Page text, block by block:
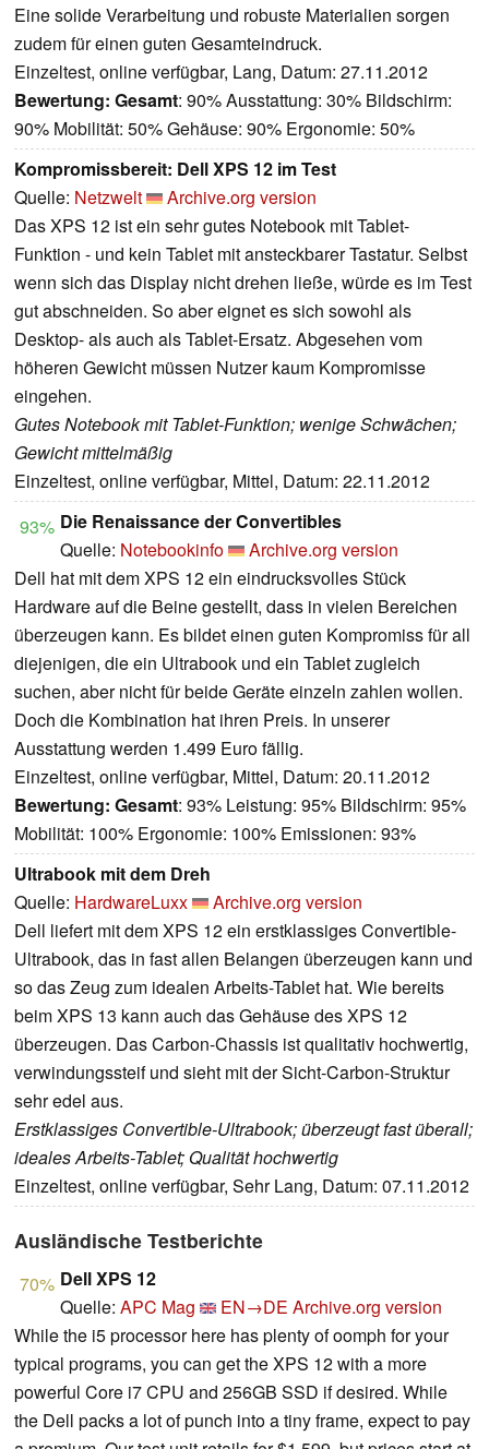
Eine solide Verarbeitung und robuste Materialien sorgen
zudem für einen guten Gesamteindruck.
Einzeltest, online verfügbar, Lang, Datum: 27.11.2012
Bewertung: Gesamt: 90% Ausstattung: 30% Bildschirm:
90% Mobilität: 50% Gehäuse: 90% Ergonomie: 50%
Kompromissbereit: Dell XPS 12 im Test
Quelle: Netzwelt
Archive.org version
Das XPS 12 ist ein sehr gutes Notebook mit Tablet-
Funktion - und kein Tablet mit ansteckbarer Tastatur. Selbst
wenn sich das Display nicht drehen ließe, würde es im Test
gut abschneiden. So aber eignet es sich sowohl als
Desktop- als auch als Tablet-Ersatz. Abgesehen vom
höheren Gewicht müssen Nutzer kaum Kompromisse
eingehen.
Gutes Notebook mit Tablet-Funktion; wenige Schwächen;
Gewicht mittelmäßig
Einzeltest, online verfügbar, Mittel, Datum: 22.11.2012
93% Die Renaissance der Convertibles
Quelle: Notebookinfo
Archive.org version
Dell hat mit dem XPS 12 ein eindrucksvolles Stück
Hardware auf die Beine gestellt, dass in vielen Bereichen
überzeugen kann. Es bildet einen guten Kompromiss für all
diejenigen, die ein Ultrabook und ein Tablet zugleich
suchen, aber nicht für beide Geräte einzeln zahlen wollen.
Doch die Kombination hat ihren Preis. In unserer
Ausstattung werden 1.499 Euro fällig.
Einzeltest, online verfügbar, Mittel, Datum: 20.11.2012
Bewertung: Gesamt: 93% Leistung: 95% Bildschirm: 95%
Mobilität: 100% Ergonomie: 100% Emissionen: 93%
Ultrabook mit dem Dreh
Quelle: HardwareLuxx
Archive.org version
Dell liefert mit dem XPS 12 ein erstklassiges Convertible-
Ultrabook, das in fast allen Belangen überzeugen kann und
so das Zeug zum idealen Arbeits-Tablet hat. Wie bereits
beim XPS 13 kann auch das Gehäuse des XPS 12
überzeugen. Das Carbon-Chassis ist qualitativ hochwertig,
verwindungssteif und sieht mit der Sicht-Carbon-Struktur
sehr edel aus.
Erstklassiges Convertible-Ultrabook; überzeugt fast überall;
ideales Arbeits-Tablet; Qualität hochwertig
Einzeltest, online verfügbar, Sehr Lang, Datum: 07.11.2012
Ausländische Testberichte
70% Dell XPS 12
Quelle: APC Mag EN→DE Archive.org version
While the i5 processor here has plenty of oomph for your
typical programs, you can get the XPS 12 with a more
powerful Core i7 CPU and 256GB SSD if desired. While
the Dell packs a lot of punch into a tiny frame, expect to pay